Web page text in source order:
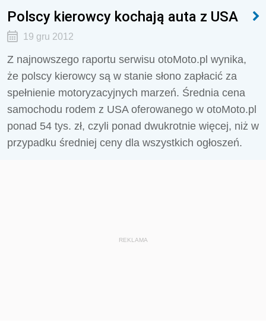
Polscy kierowcy kochają auta z USA
19 gru 2012
Z najnowszego raportu serwisu otoMoto.pl wynika,
że polscy kierowcy są w stanie słono zapłacić za
spełnienie motoryzacyjnych marzeń. Średnia cena
samochodu rodem z USA oferowanego w otoMoto.pl
ponad 54 tys. zł, czyli ponad dwukrotnie więcej, niż w
przypadku średniej ceny dla wszystkich ogłoszeń.
REKLAMA